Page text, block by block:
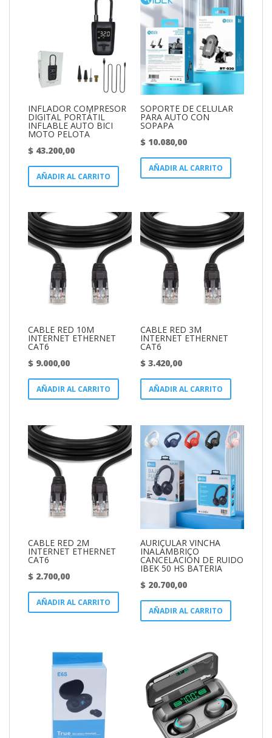
INFLADOR COMPRESOR
DIGITAL PORTÁTIL
INFLABLE AUTO BICI
MOTO PELOTA
$ 43.200,00
AÑADIR AL CARRITO
SOPORTE DE CELULAR
PARA AUTO CON
SOPAPA
$ 10.080,00
AÑADIR AL CARRITO
CABLE RED 10M
INTERNET ETHERNET
CAT6
$ 9.000,00
AÑADIR AL CARRITO
CABLE RED 3M
INTERNET ETHERNET
CAT6
$ 3.420,00
AÑADIR AL CARRITO
CABLE RED 2M
INTERNET ETHERNET
CAT6
$ 2.700,00
AÑADIR AL CARRITO
AURICULAR VINCHA
INALÁMBRICO
CANCELACIÓN DE RUIDO
IBEK 50 HS BATERIA
$ 20.700,00
AÑADIR AL CARRITO